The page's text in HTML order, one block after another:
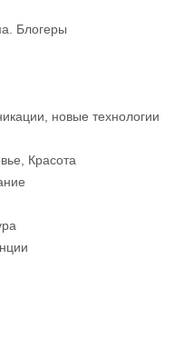
Блогеры
новые технологии
Красота